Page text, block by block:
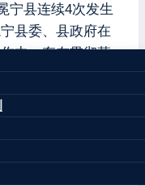
宁县连续4次发生
县委、县政府在
中，存在贯彻落
责任落实不到位
失和不良社会影
书记、县长刘长
根据《中国共产